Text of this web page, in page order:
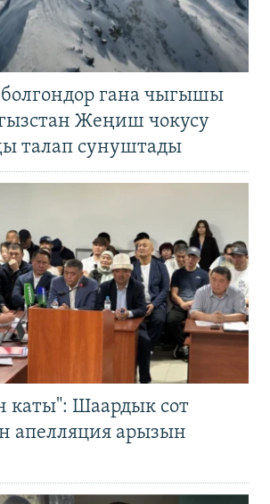
болгондор гана чыгышы
Жеңиш чокусу
талап сунуштады
каты": Шаардык сот
апелляция арызын